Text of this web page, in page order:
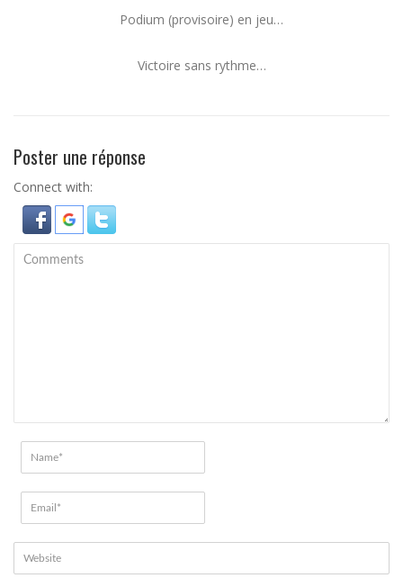
Podium (provisoire) en jeu…
Victoire sans rythme…
Poster une réponse
Connect with: